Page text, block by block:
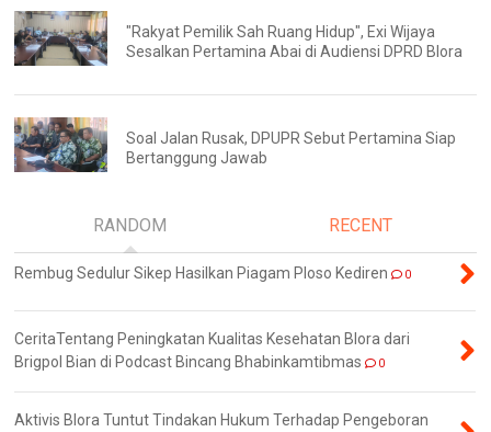
"Rakyat Pemilik Sah Ruang Hidup", Exi Wijaya
Sesalkan Pertamina Abai di Audiensi DPRD Blora
Soal Jalan Rusak, DPUPR Sebut Pertamina Siap
Bertanggung Jawab
RANDOM RECENT
Rembug Sedulur Sikep Hasilkan Piagam Ploso Kediren 0
CeritaTentang Peningkatan Kualitas Kesehatan Blora dari
Brigpol Bian di Podcast Bincang Bhabinkamtibmas
0
Aktivis Blora Tuntut Tindakan Hukum Terhadap Pengeboran